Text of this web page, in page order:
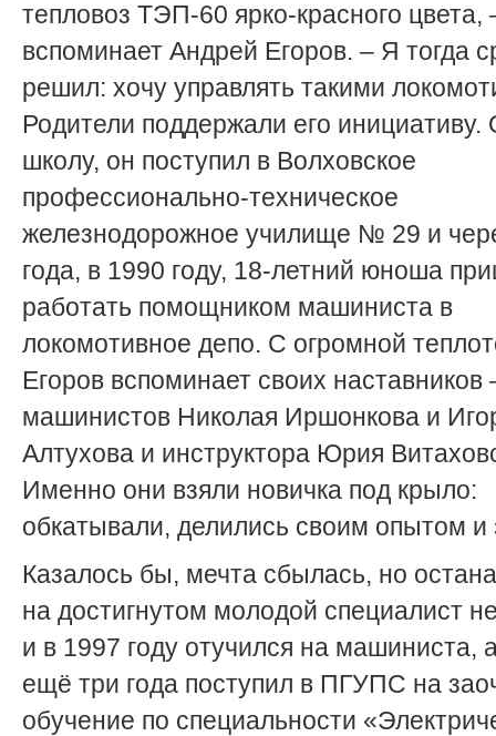
тепловоз ТЭП-60 ярко-красного цвета,
вспоминает Андрей Егоров. – Я тогда
решил: хочу управлять такими
Родители поддержали его инициативу.
школу, он поступил в Волховское
профессионально-техническое
железнодорожное училище № 29 и
года, в 1990 году, 18-летний юноша
работать помощником машиниста в
локомотивное депо. С огромной
Егоров вспоминает своих наставников
машинистов Николая Иршонкова и
Алтухова и инструктора Юрия
Именно они взяли новичка под крыло:
обкатывали, делились своим опытом и
Казалось бы, мечта сбылась, но
на достигнутом молодой специалист
и в 1997 году отучился на машиниста,
ещё три года поступил в ПГУПС на
обучение по специальности